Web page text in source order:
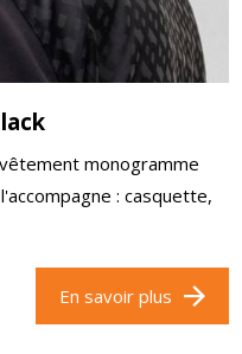
monogramme
: casquette,
En savoir plus